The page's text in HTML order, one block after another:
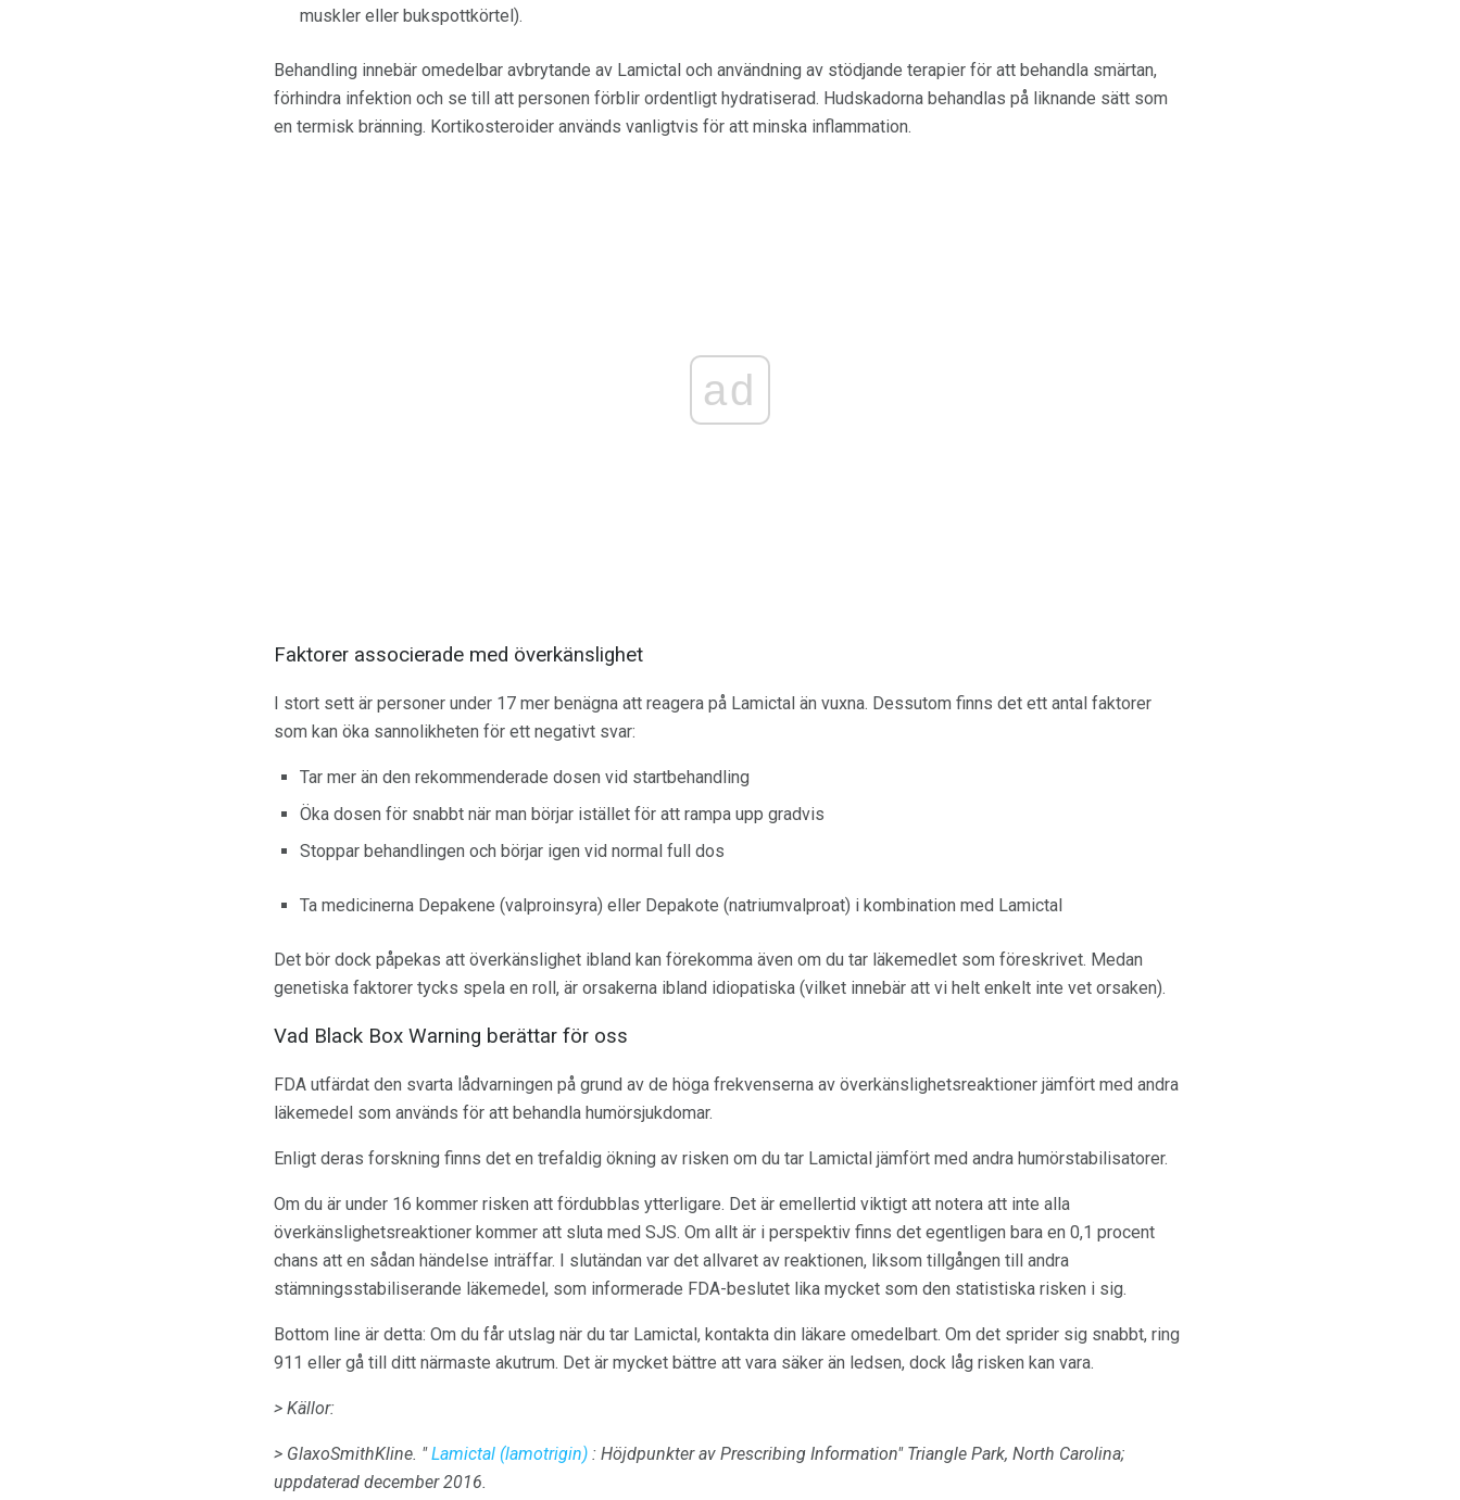
muskler eller bukspottkörtel).
Behandling innebär omedelbar avbrytande av Lamictal och användning av stödjande terapier för att behandla smärtan,
förhindra infektion och se till att personen förblir ordentligt hydratiserad. Hudskadorna behandlas på liknande sätt som
en termisk bränning. Kortikosteroider används vanligtvis för att minska inflammation.
ad
Faktorer associerade med överkänslighet
I stort sett är personer under 17 mer benägna att reagera på Lamictal än vuxna. Dessutom finns det ett antal faktorer
som kan öka sannolikheten för ett negativt svar:
Tar mer än den rekommenderade dosen vid startbehandling
Öka dosen för snabbt när man börjar istället för att rampa upp gradvis
Stoppar behandlingen och börjar igen vid normal full dos
Ta medicinerna Depakene (valproinsyra) eller Depakote (natriumvalproat) i kombination med Lamictal
Det bör dock påpekas att överkänslighet ibland kan förekomma även om du tar läkemedlet som föreskrivet. Medan
genetiska faktorer tycks spela en roll, är orsakerna ibland idiopatiska (vilket innebär att vi helt enkelt inte vet orsaken).
Vad Black Box Warning berättar för oss
FDA utfärdat den svarta lådvarningen på grund av de höga frekvenserna av överkänslighetsreaktioner jämfört med andra
läkemedel som används för att behandla humörsjukdomar.
Enligt deras forskning finns det en trefaldig ökning av risken om du tar Lamictal jämfört med andra humörstabilisatorer.
Om du är under 16 kommer risken att fördubblas ytterligare. Det är emellertid viktigt att notera att inte alla
överkänslighetsreaktioner kommer att sluta med SJS. Om allt är i perspektiv finns det egentligen bara en 0,1 procent
chans att en sådan händelse inträffar. I slutändan var det allvaret av reaktionen, liksom tillgången till andra
stämningsstabiliserande läkemedel, som informerade FDA-beslutet lika mycket som den statistiska risken i sig.
Bottom line är detta: Om du får utslag när du tar Lamictal, kontakta din läkare omedelbart. Om det sprider sig snabbt, ring
911 eller gå till ditt närmaste akutrum. Det är mycket bättre att vara säker än ledsen, dock låg risken kan vara.
> Källor:
> GlaxoSmithKline. "Lamictal (lamotrigin) : Höjdpunkter av Prescribing Information" Triangle Park, North Carolina;
uppdaterad december 2016.